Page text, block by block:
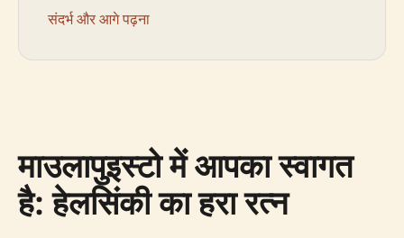
संदर्भ और आगे पढ़ना
माउलापुइस्टो में आपका स्वागत
है: हेलसिंकी का हरा रत्न